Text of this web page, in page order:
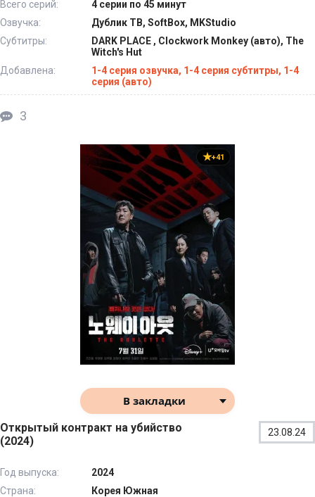
Всего серий:
4 серии по 45 минут
Озвучка:
Дублик ТВ, SoftBox, MKStudio
Субтитры:
DARK PLACE , Clockwork Monkey (авто), The
Witch's Hut
Добавлена:
1-4 серия озвучка, 1-4 серия субтитры, 1-4
серия (авто)
3
+41
В закладки
Открытый контракт на убийство
(2024)
23.08.24
Год выпуска:
2024
Страна:
Корея Южная